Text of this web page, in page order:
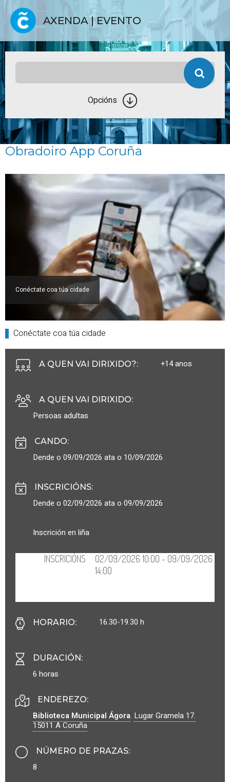
AXENDA | EVENTO
Opcións
Obradoiro App Coruña
Conéctate coa túa cidade
Conéctate coa túa cidade
A QUEN VAI DIRIXIDO?: +14 anos
A QUEN VAI DIRIXIDO:
Persoas adultas
CANDO:
Dende o 09/09/2026 ata o 10/09/2026
INSCRICIÓNS:
Dende o 02/09/2026 ata o 09/09/2026
Inscrición en liña
HORARIO: 16.30-19.30 h
DURACIÓN:
6 horas
ENDEREZO:
Biblioteca Municipal Ágora. Lugar Gramela 17.
15011A Coruña
NÚMERO DE PRAZAS:
8